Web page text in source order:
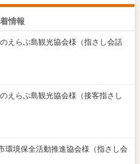
情報
えらぶ島観光協会様（指さし会話
えらぶ島観光協会様（接客指さし
環境保全活動推進協会様（指さし会